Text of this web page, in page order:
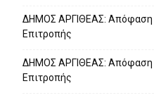
ΔΗΜΟΣ ΑΡΓΙΘΕΑΣ: Απόφαση
Επιτροπής
ΔΗΜΟΣ ΑΡΓΙΘΕΑΣ: Απόφαση
Επιτροπής